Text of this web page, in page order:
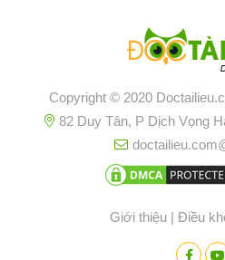
Copyright © 2020
82 Duy Tân, P Dịch Vọng
Giới thiệu| Điều